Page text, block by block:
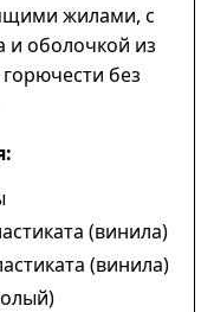
жилами, с
и оболочкой из
без
(винила)
(винила)